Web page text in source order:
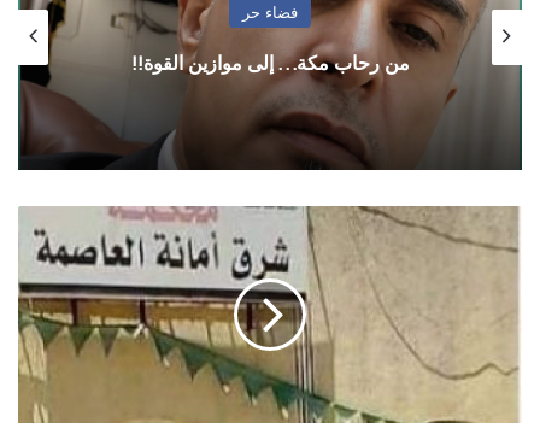
فضاء حر
من رحاب مكة… إلى موازين القوة!!
عقدها
القضاء
..